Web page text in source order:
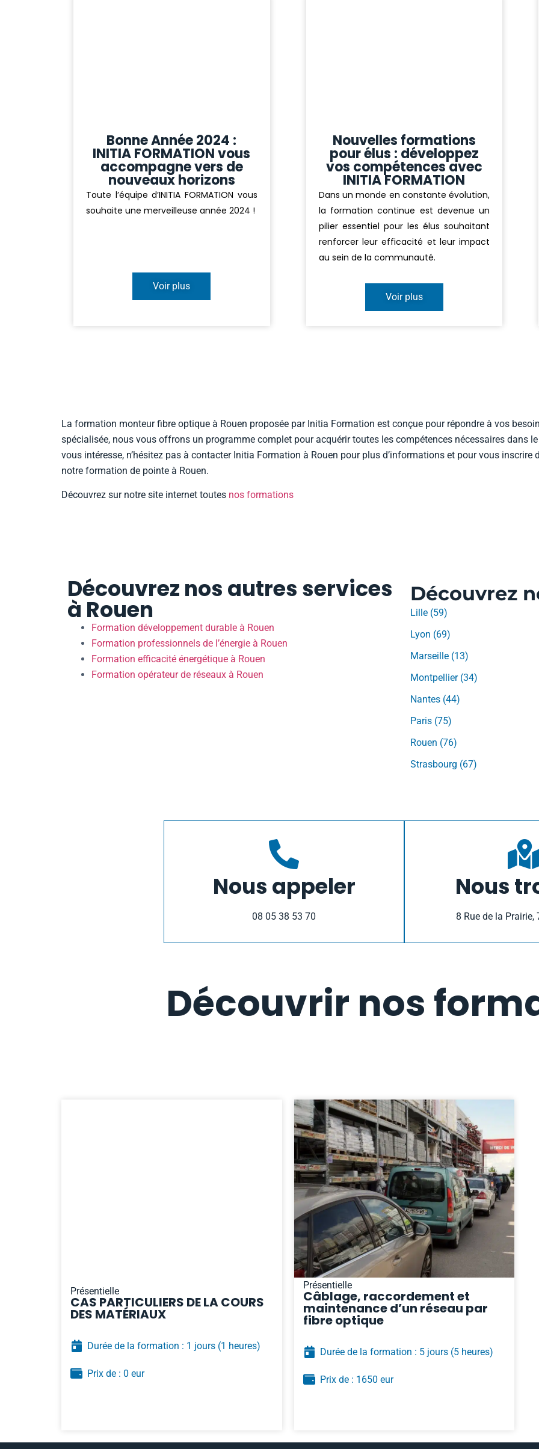
Bonne Année 2024 :
INITIA FORMATION vous
accompagne vers de
nouveaux horizons
Toute l’équipe d’INITIA FORMATION vous
souhaite une merveilleuse année 2024 !
Voir plus
Nouvelles formations
pour élus : développez
vos compétences avec
INITIA FORMATION
Dans un monde en constante évolution,
la formation continue est devenue un
pilier essentiel pour les élus souhaitant
renforcer leur efficacité et leur impact
au sein de la communauté.
Voir plus
La formation monteur fibre optique à Rouen proposée par Initia Formation est conçue pour répondre à vos
spécialisée, nous vous offrons un programme complet pour acquérir toutes les compétences nécessaires dans
vous intéresse, n’hésitez pas à contacter Initia Formation à Rouen pour plus d’informations et pour vous
notre formation de pointe à Rouen.
Découvrez sur notre site internet toutes nos formations
Découvrez nos autres services
à Rouen
Formation développement durable à Rouen
Formation professionnels de l’énergie à Rouen
Formation efficacité énergétique à Rouen
Formation opérateur de réseaux à Rouen
Découvrez
Lille (59)
Lyon (69)
Marseille (13)
Montpellier (34)
Nantes (44)
Paris (75)
Rouen (76)
Strasbourg (67)
Nous appeler
08 05 38 53 70
Nous
8 Rue de la
Découvrir nos
Présentielle
CAS PARTICULIERS DE LA COURS
DES MATÉRIAUX
Durée de la formation : 1 jours
Prix de : 0 eur
(1 heures)
Présentielle
Câblage, raccordement et
maintenance d’un réseau par
fibre optique
Durée de la formation : 5 jours
Prix de : 1650 eur
(5 heures)